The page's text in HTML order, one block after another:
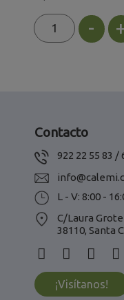
-
Contacto
922 22 55 83 /
L - V: 8:00 -
C/Laura
38110, Santa
¡Visítanos!